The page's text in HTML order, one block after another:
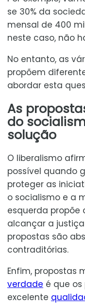
se 30% da
mensal de 400
neste caso, não
No entanto, as
propõem
abordar esta
As
do
solução
O liberalismo
possível quando
proteger as
o socialismo e a
esquerda propõe
alcançar a
propostas são
contraditórias.
Enfim, propostas
verdade é que
excelente